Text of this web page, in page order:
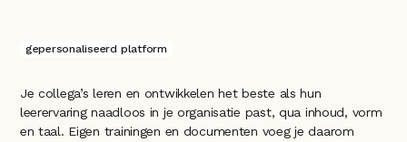
gepersonaliseerd platform
Je collega’s leren en ontwikkelen het beste als hun
leerervaring naadloos in je organisatie past, qua inhoud, vorm
en taal. Eigen trainingen en documenten voeg je daarom